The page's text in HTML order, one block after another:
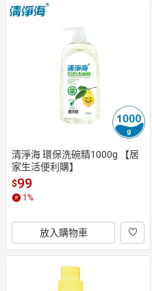
清淨海 環保洗碗精1000g 【居
家生活便利購】
$99
1%
放入購物車